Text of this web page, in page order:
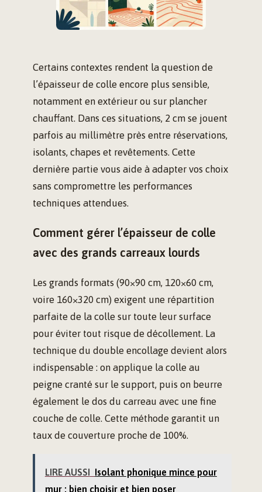
Certains contextes rendent la question de
l’épaisseur de colle encore plus sensible,
notamment en extérieur ou sur plancher
chauffant. Dans ces situations, 2 cm se jouent
parfois au millimètre près entre réservations,
isolants, chapes et revêtements. Cette
dernière partie vous aide à adapter vos choix
sans compromettre les performances
techniques attendues.
Comment gérer l’épaisseur de colle
avec des grands carreaux lourds
Les grands formats (90×90 cm, 120×60 cm,
voire 160×320 cm) exigent une répartition
parfaite de la colle sur toute leur surface
pour éviter tout risque de décollement. La
technique du double encollage devient alors
indispensable : on applique la colle au
peigne cranté sur le support, puis on beurre
également le dos du carreau avec une fine
couche de colle. Cette méthode garantit un
taux de couverture proche de 100%.
LIRE AUSSI Isolant phonique mince pour
mur : bien choisir et bien poser